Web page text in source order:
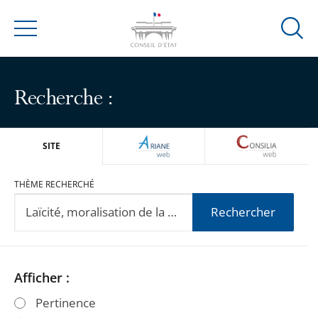
Menu
Ouvrir
Recherche :
SITE ARIANEWEB
THÈME RECHERCHÉ
Rechercher
Passer
les
Passer
les
Afficher :
Pertinence